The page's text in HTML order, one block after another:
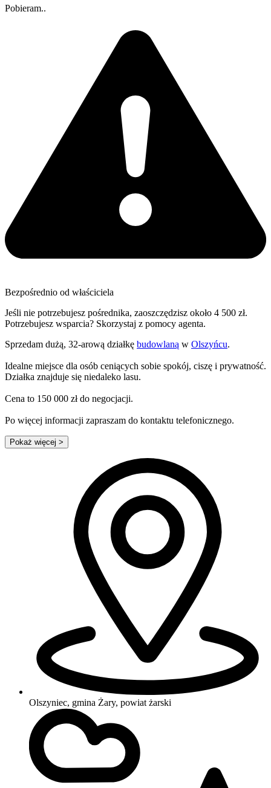
Pobieram..
Bezpośrednio od właściciela
Jeśli nie potrzebujesz pośrednika, zaoszczędzisz około 4 500 zł.
Potrzebujesz wsparcia? Skorzystaj z pomocy agenta.
Sprzedam dużą, 32-arową działkę budowlaną w Olszyńcu.
Idealne miejsce dla osób ceniących sobie spokój, ciszę i prywatność.
Działka znajduje się niedaleko lasu.
Cena to 150 000 zł do negocjacji.
Po więcej informacji zapraszam do kontaktu telefonicznego.
Pokaż więcej >
Olszyniec, gmina Żary, powiat żarski